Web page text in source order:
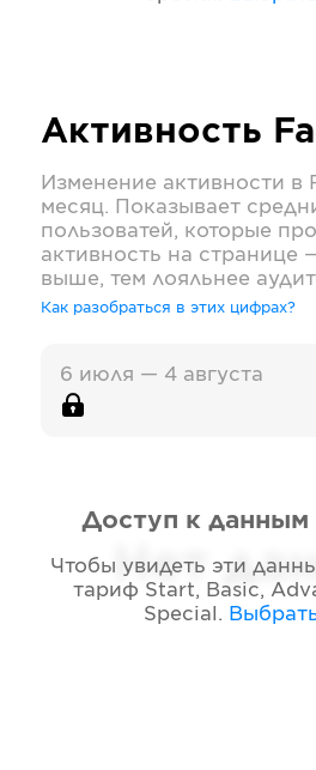
Активность
Изменение активности в
месяц. Показывает
пользоватей, которые
активность на странице
выше, тем лояльнее
Как разобраться в этих цифрах?
6 июля — 4 августа
Нет
Доступ к данным
Чтобы увидеть эти
тариф Start, Basic,
Special .